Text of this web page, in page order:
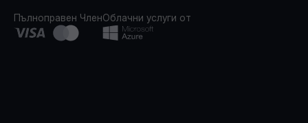
Пълноправен ЧленОблачни услуги от